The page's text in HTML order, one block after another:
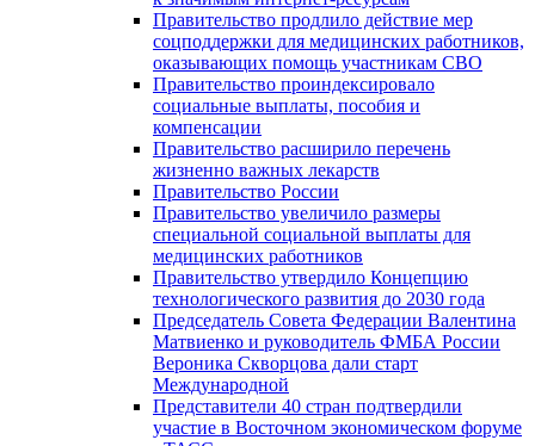
Правительство продлило действие мер
соцподдержки для медицинских работников,
оказывающих помощь участникам СВО
Правительство проиндексировало
социальные выплаты, пособия и
компенсации
Правительство расширило перечень
жизненно важных лекарств
Правительство России
Правительство увеличило размеры
специальной социальной выплаты для
медицинских работников
Правительство утвердило Концепцию
технологического развития до 2030 года
Председатель Совета Федерации Валентина
Матвиенко и руководитель ФМБА России
Вероника Скворцова дали старт
Международной
Представители 40 стран подтвердили
участие в Восточном экономическом форуме